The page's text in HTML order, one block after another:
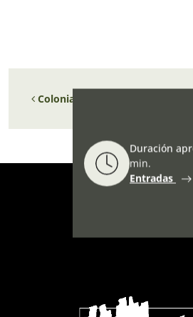
Navegación de
Colonias de verano en el Museo
Duración
min.
Entradas